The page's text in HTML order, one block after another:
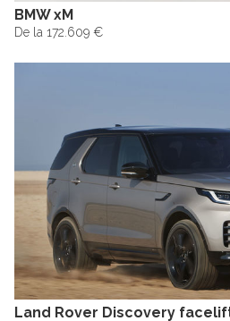
BMW xM
De la 172.609 €
Land Rover Discovery